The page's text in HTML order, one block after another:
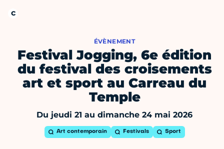
ÉVÈNEMENT
Festival Jogging, 6e édition
du festival des croisements
art et sport au Carreau du
Temple
Du jeudi 21 au dimanche 24 mai 2026
Art contemporain Festivals Sport